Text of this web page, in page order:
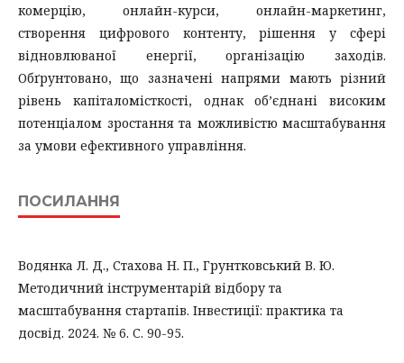
комерцію, онлайн-курси, онлайн-маркетинг,
створення цифрового контенту, рішення у сфері
відновлюваної енергії, організацію заходів.
Обґрунтовано, що зазначені напрями мають різний
рівень капіталомісткості, однак об’єднані високим
потенціалом зростання та можливістю масштабування
за умови ефективного управління.
ПОСИЛАННЯ
Водянка Л. Д., Стахова Н. П., Грунтковський В. Ю.
Методичний інструментарій відбору та
масштабування стартапів. Інвестиції: практика та
досвід. 2024. № 6. C. 90-95.